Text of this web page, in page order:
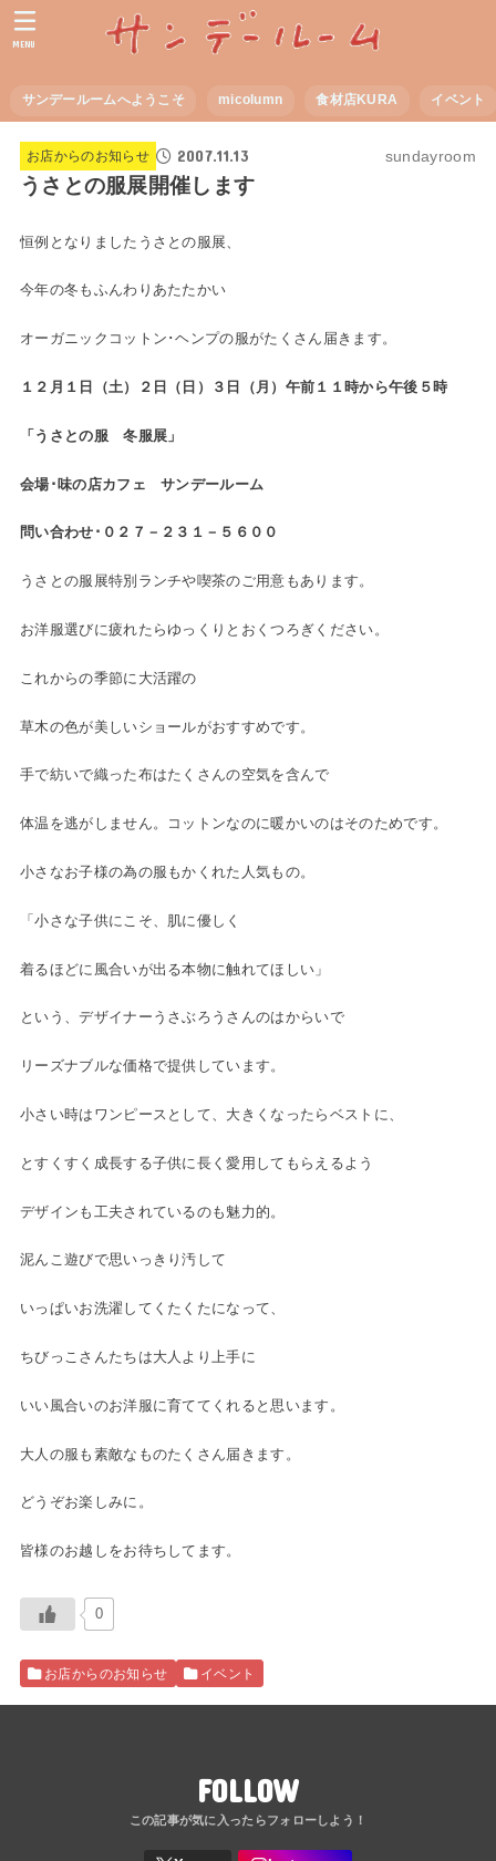
サンデールームへようこそ micolumn 食材店KURA イベント
MENU
お店からのお知らせ 2007.11.13 sundayroom
うさとの服展開催します
恒例となりましたうさとの服展、
今年の冬もふんわりあたたかい
オーガニックコットン･ヘンプの服がたくさん届きます。
１２月１日（土）２日（日）３日（月）午前１１時から午後５時
「うさとの服 冬服展」
会場･味の店カフェ サンデールーム
問い合わせ･０２７－２３１－５６００
うさとの服展特別ランチや喫茶のご用意もあります。
お洋服選びに疲れたらゆっくりとおくつろぎください。
これからの季節に大活躍の
草木の色が美しいショールがおすすめです。
手で紡いで織った布はたくさんの空気を含んで
体温を逃がしません。コットンなのに暖かいのはそのためです。
小さなお子様の為の服もかくれた人気もの。
「小さな子供にこそ、肌に優しく
着るほどに風合いが出る本物に触れてほしい」
という、デザイナーうさぶろうさんのはからいで
リーズナブルな価格で提供しています。
小さい時はワンピースとして、大きくなったらベストに、
とすくすく成長する子供に長く愛用してもらえるよう
デザインも工夫されているのも魅力的。
泥んこ遊びで思いっきり汚して
いっぱいお洗濯してくたくたになって、
ちびっこさんたちは大人より上手に
いい風合いのお洋服に育ててくれると思います。
大人の服も素敵なものたくさん届きます。
どうぞお楽しみに。
皆様のお越しをお待ちしてます。
0
お店からのお知らせ イベント
FOLLOW